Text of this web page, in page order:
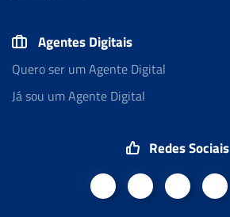
Agentes Digitais
Quero ser um Agente Digital
Já sou um Agente Digital
Redes Sociais